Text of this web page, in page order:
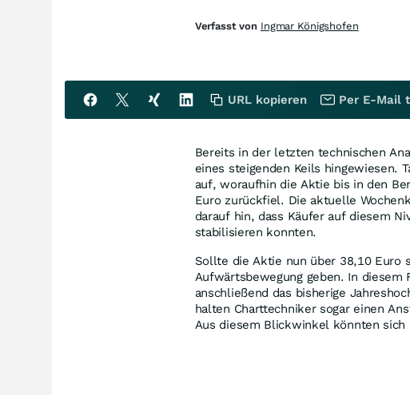
Bereits in der letzten technischen
eines steigenden Keils hingewiesen.
auf, woraufhin die Aktie bis in den
Euro zurückfiel. Die aktuelle
darauf hin, dass Käufer auf diesem
stabilisieren konnten.
Sollte die Aktie nun über 38,10 Euro
Aufwärtsbewegung geben. In
anschließend das bisherige
halten Charttechniker sogar einen
Aus diesem Blickwinkel könnten sich
Verfasst von Ingmar Königshofen
URL kopieren Per E-Mail